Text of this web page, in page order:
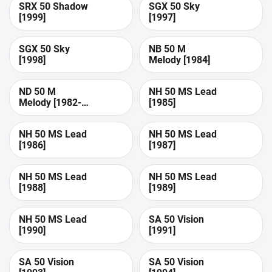
SRX 50 Shadow
[1999]
SGX 50 Sky
[1997]
SGX 50 Sky
[1998]
NB 50 M
Melody [1984]
ND 50 M
Melody [1982-
1984]
NH 50 MS Lead
[1985]
NH 50 MS Lead
[1986]
NH 50 MS Lead
[1987]
NH 50 MS Lead
[1988]
NH 50 MS Lead
[1989]
NH 50 MS Lead
[1990]
SA 50 Vision
[1991]
SA 50 Vision
SA 50 Vision